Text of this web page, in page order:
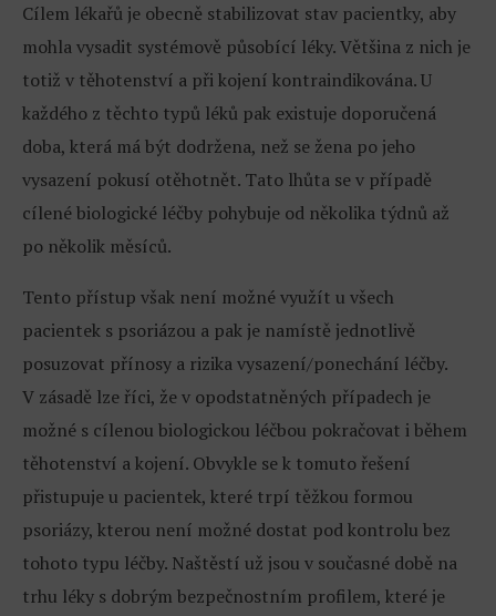
Cílem lékařů je obecně stabilizovat stav pacientky, aby
mohla vysadit systémově působící léky. Většina z nich je
totiž v těhotenství a při kojení kontraindikována. U
každého z těchto typů léků pak existuje doporučená
doba, která má být dodržena, než se žena po jeho
vysazení pokusí otěhotnět. Tato lhůta se v případě
cílené biologické léčby pohybuje od několika týdnů až
po několik měsíců.
Tento přístup však není možné využít u všech
pacientek s psoriázou a pak je namístě jednotlivě
posuzovat přínosy a rizika vysazení/ponechání léčby.
V zásadě lze říci, že v opodstatněných případech je
možné s cílenou biologickou léčbou pokračovat i během
těhotenství a kojení. Obvykle se k tomuto řešení
přistupuje u pacientek, které trpí těžkou formou
psoriázy, kterou není možné dostat pod kontrolu bez
tohoto typu léčby. Naštěstí už jsou v současné době na
trhu léky s dobrým bezpečnostním profilem, které je